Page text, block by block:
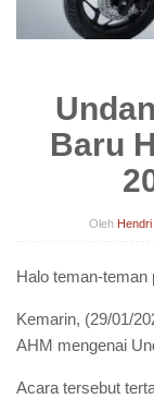
Baru
Oleh
Halo teman-teman
Kemarin, (29/01/
AHM mengenai
Acara tersebut